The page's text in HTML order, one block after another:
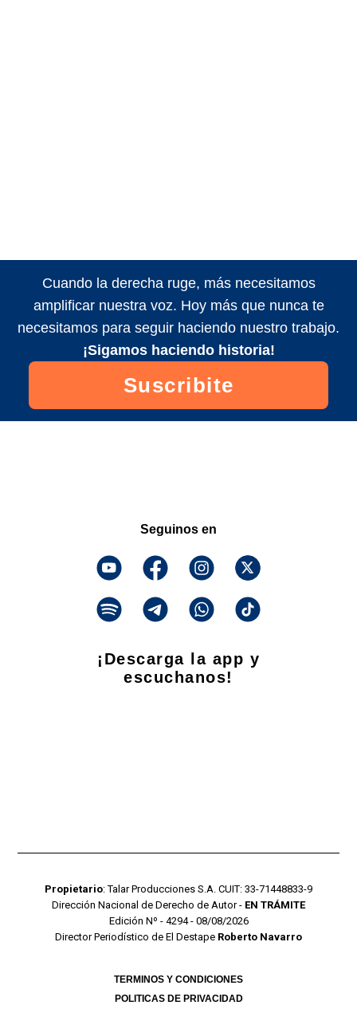
Cuando la derecha ruge, más necesitamos
amplificar nuestra voz. Hoy más que nunca te
necesitamos para seguir haciendo nuestro trabajo.
¡Sigamos haciendo historia!
Suscribite
Seguinos en
¡Descarga la app y
escuchanos!
Propietario: Talar Producciones S.A. CUIT: 33-71448833-9
Dirección Nacional de Derecho de Autor - EN TRÁMITE
Edición Nº - 4294 - 08/08/2026
Director Periodístico de El Destape Roberto Navarro
TERMINOS Y CONDICIONES
POLITICAS DE PRIVACIDAD